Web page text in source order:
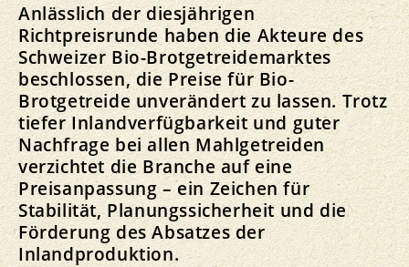
Anlässlich der diesjährigen
Richtpreisrunde haben die Akteure des
Schweizer Bio-Brotgetreidemarktes
beschlossen, die Preise für Bio-
Brotgetreide unverändert zu lassen. Trotz
tiefer Inlandverfügbarkeit und guter
Nachfrage bei allen Mahlgetreiden
verzichtet die Branche auf eine
Preisanpassung – ein Zeichen für
Stabilität, Planungssicherheit und die
Förderung des Absatzes der
Inlandproduktion.